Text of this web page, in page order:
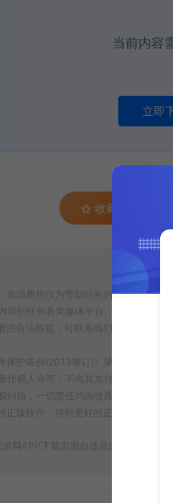
当前内容
立即
收藏 (0)
源费用仅为赞助站长的整理费，不
容到任何各类媒体平台。
合法权益，可联系我们进行处理。
护条例(2013修订)》第十七条：为
作权人许可，不向其支付报酬。鉴
纠纷，一切责任均由使用者自行承担
正版软件，得到更好的正版服务。侵
源网APP下载页面自适应源码